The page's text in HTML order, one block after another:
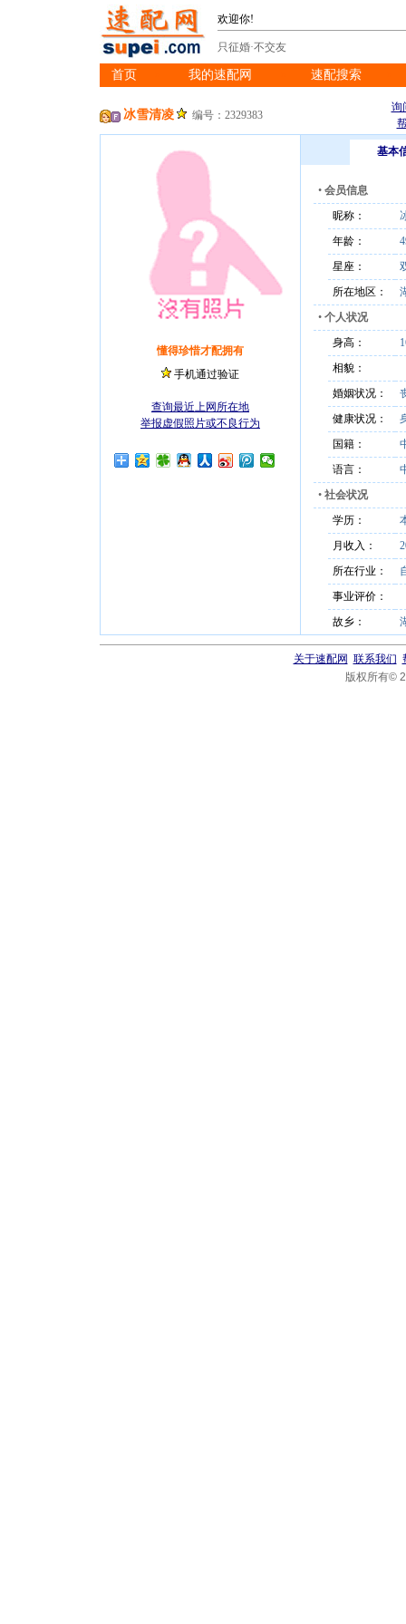
欢迎你!
只征婚·不交友
首页 我的速配网 速配搜索
冰雪清凌 编号：2329383
询
懂得珍惜才配拥有
手机通过验证
查询最近上网所在地
举报虚假照片或不良行为
基本
• 会员信息
昵称：
年龄：
星座：
所在地区：
• 个人状况
身高：
相貌：
婚姻状况：
健康状况：
国籍：
语言：
• 社会状况
学历：
月收入：
所在行业：
事业评价：
故乡：
关于速配网 联系我们
版权所有©